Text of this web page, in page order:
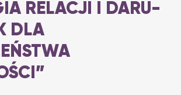
RELACJI I DARU-
DLA